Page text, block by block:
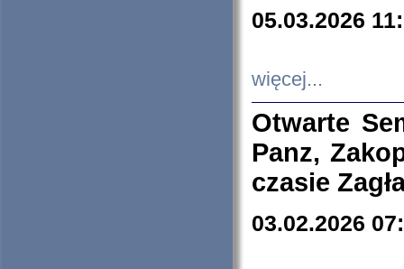
05.03.2026
więcej...
Otwarte
Panz,
czasie
03.02.2026